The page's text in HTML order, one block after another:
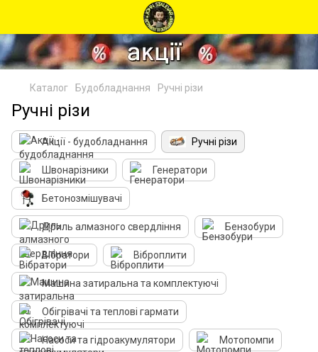
Каталог Будобладнання Ручні різи
Ручні різи
Акції - будобладнання Ручні різи
Швонарізники Генератори
Бетонозмішувачі
Дриль алмазного свердління Бензобури
Вібратори Віброплити
Машина затиральна та комплектуючі
Обігрівачі та теплові гармати
Насоси та гідроакумулятори Мотопомпи